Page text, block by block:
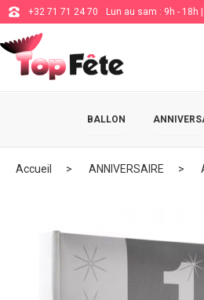
+32 71 71 24 70 Lun au sam : 9h - 18h
BALLON
Accueil ANNIVERSAIRE